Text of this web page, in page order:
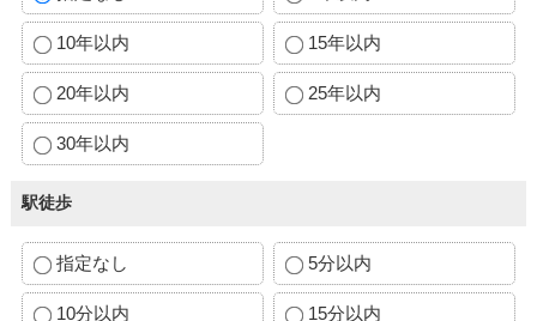
10年以内 15年以内
20年以内 25年以内
30年以内
駅徒歩
指定なし 5分以内
10分以内 15分以内